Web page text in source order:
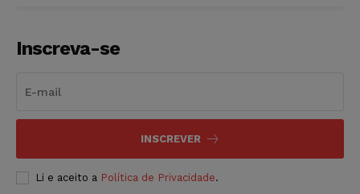
Inscreva-se
INSCREVER
Li e aceito a Política de Privacidade.